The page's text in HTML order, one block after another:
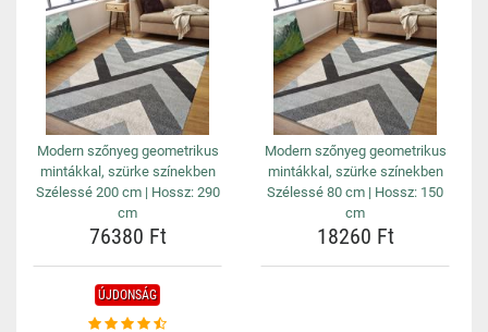
Modern szőnyeg geometrikus
mintákkal, szürke színekben
Szélessé 200 cm | Hossz: 290
cm
76380 Ft
Modern szőnyeg geometrikus
mintákkal, szürke színekben
Szélessé 80 cm | Hossz: 150
cm
18260 Ft
ÚJDONSÁG